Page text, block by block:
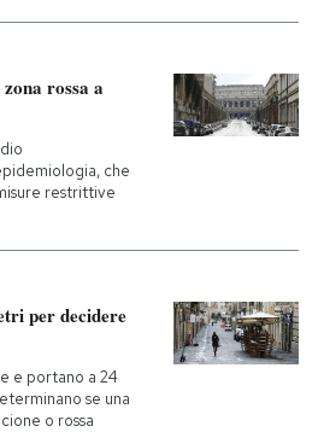
rossa a
che
restrittive
per decidere
e portano a 24
se una
o rossa